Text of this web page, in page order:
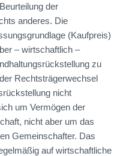
der
anderes. Die
(Kaufpreis)
– wirtschaftlich –
zu
Rechtsträgerwechsel
nicht
um Vermögen der
nicht aber um das
Gemeinschafter. Das
auf wirtschaftliche